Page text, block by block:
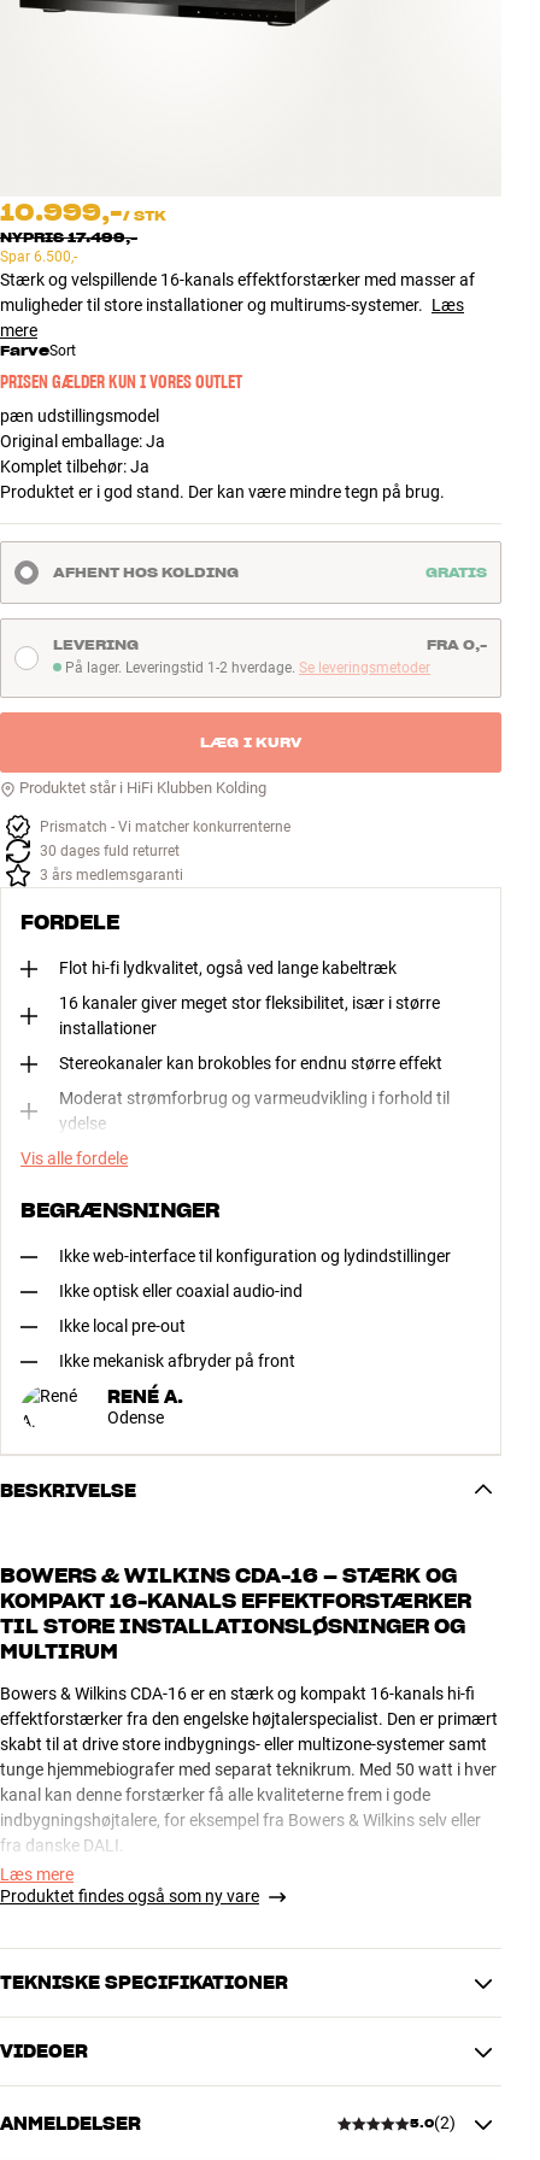
NYHEDER
TILBUD
Find Butik
Kundeservice
Log ind
Byg med Lyd
10.999,-/ STK
NYPRIS17.499,-
Spar 6.500,-
Stærk og velspillende 16-kanals effektforstærker med masser af
muligheder til store installationer og multirums-systemer. Læs
mere
FarveSort
PRISEN GÆLDER KUN I VORES OUTLET
pæn udstillingsmodel
Original emballage:Ja
Komplet tilbehør:Ja
Produktet er i god stand. Der kan være mindre tegn på brug.
AFHENT HOS KOLDING GRATIS
På lager. Leveringstid 1-2 hverdage
På lager. Leveringstid 1-2 hverdage. Se leveringsmetoder
LEVERING FRA 0,-
LÆG I KURV
Produktet står i HiFi Klubben Kolding
Prismatch - Vi matcher konkurrenterne
30 dages fuld returret
3 års medlemsgaranti
FORDELE
Flot hi-fi lydkvalitet, også ved lange kabeltræk
16 kanaler giver meget stor fleksibilitet, især i større
installationer
Stereokanaler kan brokobles for endnu større effekt
Moderat strømforbrug og varmeudvikling i forhold til
ydelse
Vis alle fordele
BEGRÆNSNINGER
Ikke web-interface til konfiguration og lydindstillinger
Ikke optisk eller coaxial audio-ind
Ikke local pre-out
Ikke mekanisk afbryder på front
RENÉ A.
Odense
BESKRIVELSE
BOWERS & WILKINS CDA-16 – STÆRK OG
KOMPAKT 16-KANALS EFFEKTFORSTÆRKER
TIL STORE INSTALLATIONSLØSNINGER OG
MULTIRUM
Bowers & Wilkins CDA-16 er en stærk og kompakt 16-kanals hi-fi
effektforstærker fra den engelske højtalerspecialist. Den er primært
skabt til at drive store indbygnings- eller multizone-systemer samt
tunge hjemmebiografer med separat teknikrum. Med 50 watt i hver
kanal kan denne forstærker få alle kvaliteterne frem i gode
indbygningshøjtalere, for eksempel fra Bowers & Wilkins selv eller
fra danske DALI.
De 16 lydkanaler i CDA-16 giver mulighed for at drive 8 sæt
mere power, kan du brokoble kanalerne parvist til 200 watt i 8 ohm
mono. Dermed kan du for eksempel lave en opsætning med 2 x 200
Bowers & Wilkins CDA-16 er konstrueret helt fra bunden som en
Læs mere
Produktet findes også som ny vare
TEKNISKE SPECIFIKATIONER
Forstærkerteknologi
VIDEOER
ANMELDELSER 5.0(2)